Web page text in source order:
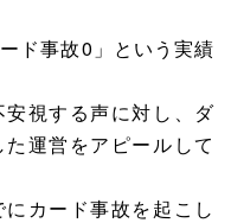
ド事故0」という実績
視する声に対し、ダ
運営をアピールして
カード事故を起こし